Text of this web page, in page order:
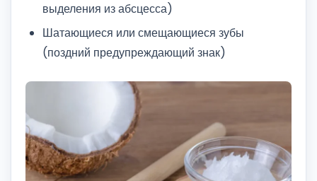
выделения из абсцесса)
Шатающиеся или смещающиеся зубы
(поздний предупреждающий знак)